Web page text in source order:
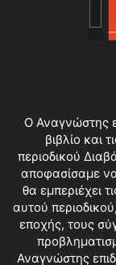
O Αναγνώστης
βιβλίο και
περιοδικού
αποφασίσαμε
θα εμπεριέχει
αυτού
εποχής, τους
Αναγνώστης